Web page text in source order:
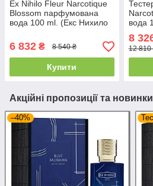
Ex Nihilo Fleur Narcotique
Blossom парфумована
вода 100 ml. (Екс Нихило
6 832 ₴ 8 540 ₴
Купити
вода
Флер
8
12 810
Акційні пропозиції та новинки
–40%